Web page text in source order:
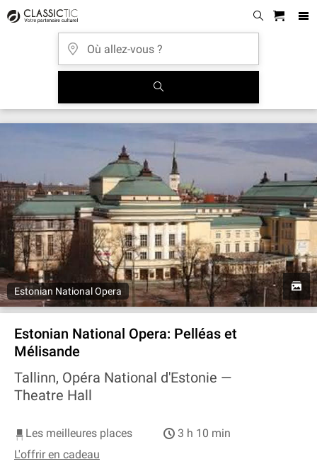
Estonian National Opera
Estonian National Opera: Pelléas et
Mélisande
Tallinn, Opéra National d'Estonie —
Theatre Hall
Les meilleures places
3 h 10 min
L'offrir en cadeau